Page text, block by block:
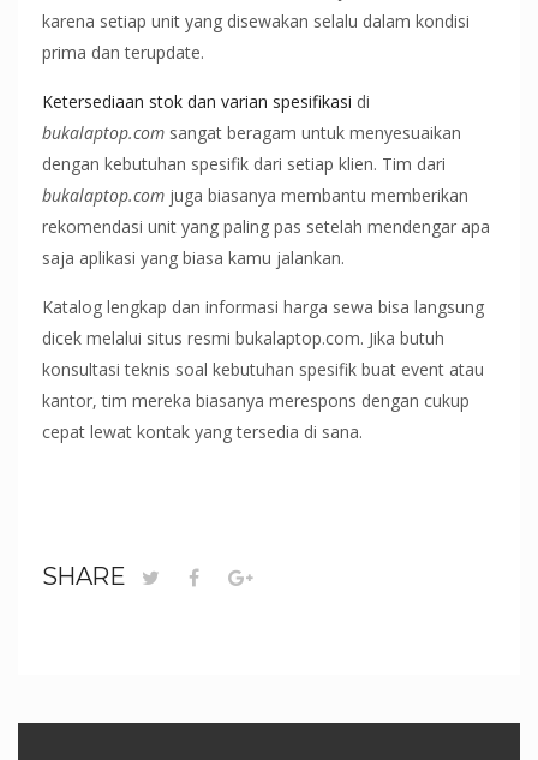
karena setiap unit yang disewakan selalu dalam kondisi
prima dan terupdate.
Ketersediaan stok dan varian spesifikasi di
bukalaptop.com sangat beragam untuk menyesuaikan
dengan kebutuhan spesifik dari setiap klien. Tim dari
bukalaptop.com juga biasanya membantu memberikan
rekomendasi unit yang paling pas setelah mendengar apa
saja aplikasi yang biasa kamu jalankan.
Katalog lengkap dan informasi harga sewa bisa langsung
dicek melalui situs resmi bukalaptop.com. Jika butuh
konsultasi teknis soal kebutuhan spesifik buat event atau
kantor, tim mereka biasanya merespons dengan cukup
cepat lewat kontak yang tersedia di sana.
SHARE